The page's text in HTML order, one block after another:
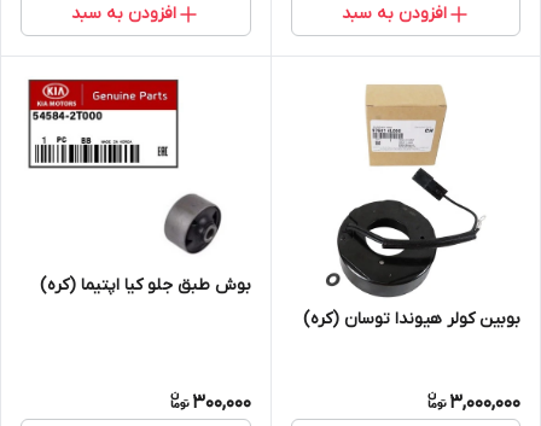
افزودن به سبد افزودن به سبد
بوبین کولر هیوندا توسان (کره)
3,000,000
بوش طبق جلو کیا اپتیما (کره)
300,000